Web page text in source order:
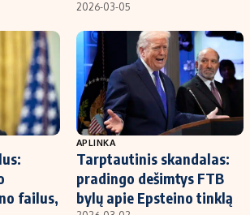
2026-03-05
failus,
APLINKA
Tarptautinis skandalas:
pradingo dešimtys FTB
bylų apie Epsteino tinklą